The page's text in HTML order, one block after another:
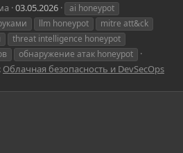
03.05.2026
ai honeypot
llm honeypot
mitre att&ck
threat intelligence honeypot
обнаружение атак honeypot
Облачная безопасность и DevSecOps